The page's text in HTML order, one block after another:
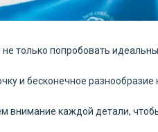
только попробовать
и бесконечное
каждой детали,